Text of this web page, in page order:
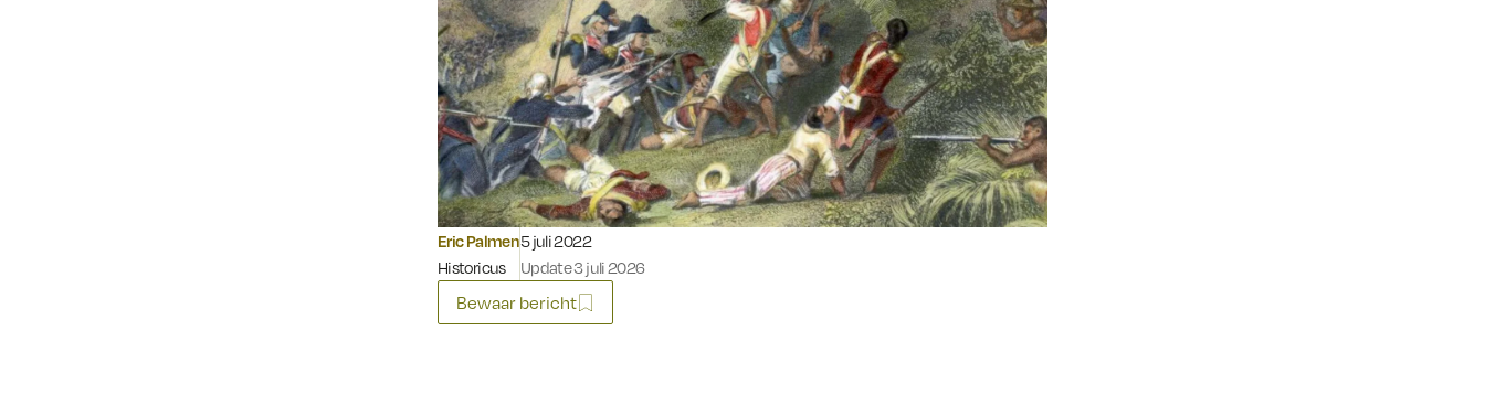
Eric Palmen
Historicus
Gepubliceerd op:
5 juli 2022
Update 3 juli 2026
Bewaar bericht